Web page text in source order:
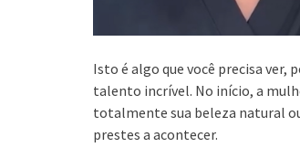
Isto é algo que você precisa
talento incrível. No início, a
totalmente sua beleza natural
prestes a acontecer.